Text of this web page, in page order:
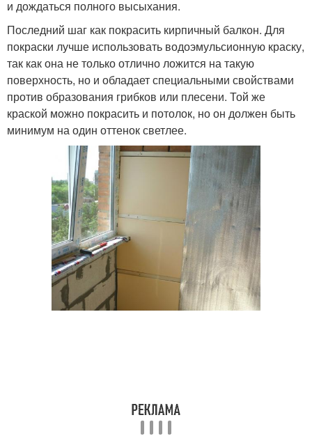
и дождаться полного высыхания.
Последний шаг как покрасить кирпичный балкон. Для
покраски лучше использовать водоэмульсионную краску,
так как она не только отлично ложится на такую
поверхность, но и обладает специальными свойствами
против образования грибков или плесени. Той же
краской можно покрасить и потолок, но он должен быть
минимум на один оттенок светлее.